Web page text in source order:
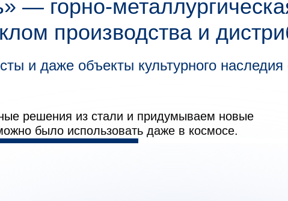
— горно-
производства и
и даже объекты культурного
решения из стали и придумываем новые
было использовать даже в космосе.